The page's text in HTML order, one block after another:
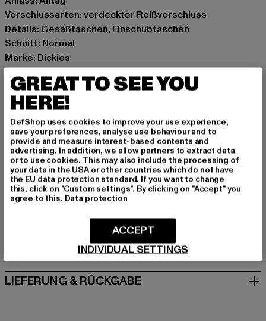
Verschlussarten: verdeckter Reißverschluss
Details: Gesäßtaschen, Einschubtaschen
Schnitt: Normal
Marke: Dickies
Kat.: Straight Fit Jeans
Farbe: beige
Hersteller Farbe: wood ash
Art.Nr: DK0A87PI-22444
Hersteller: VF International SAGL |
dickieslife_shop_de@vfc.com
Via Laveggio 5 | 6855 Stabio | CH
GRÖSSE & PASSFORM
PFLEGEHINWEISE
LIEFERUNG & RÜCKGABE
GREAT TO SEE YOU
HERE!
DefShop uses cookies to improve your use experience,
save your preferences, analyse use behaviour and to
provide and measure interest-based contents and
advertising. In addition, we allow partners to extract data
or to use cookies. This may also include the processing of
your data in the USA or other countries which do not have
the EU data protection standard. If you want to change
this, click on "Custom settings". By clicking on "Accept" you
agree to this. Data protection
INDIVIDUAL SETTINGS
ACCEPT